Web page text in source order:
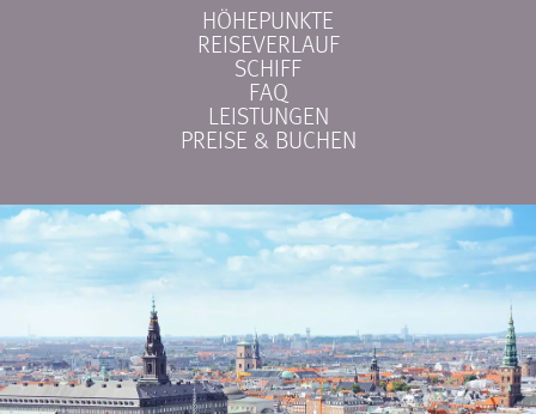
HÖHEPUNKTE
REISEVERLAUF
SCHIFF
FAQ
LEISTUNGEN
PREISE & BUCHEN